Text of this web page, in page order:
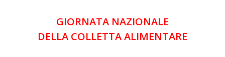
GIORNATA NAZIONALE
DELLA COLLETTA ALIMENTARE